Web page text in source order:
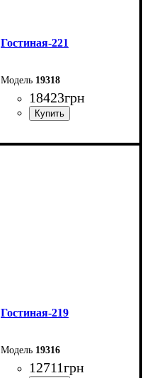
Гостиная-221
19318
18423грн
Ширина: 219 см
Гостиная-219
19316
12711грн